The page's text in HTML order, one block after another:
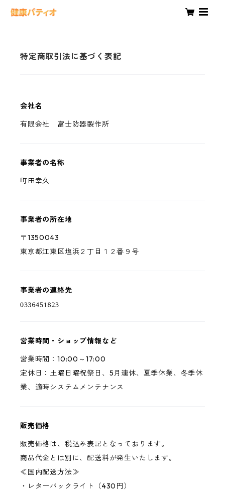
特定商取引法に基づく表記
会社名
有限会社 富士防器製作所
事業者の名称
町田幸久
事業者の所在地
〒1350043
東京都江東区塩浜２丁目１２番９号
事業者の連絡先
営業時間・ショップ情報など
営業時間：10:00～17:00
定休日：土曜日曜祝祭日、5月連休、夏季休業、冬季休
業、適時システムメンテナンス
販売価格
販売価格は、税込み表記となっております。
商品代金とは別に、配送料が発生いたします。
≪国内配送方法≫
・レターパックライト（430円）